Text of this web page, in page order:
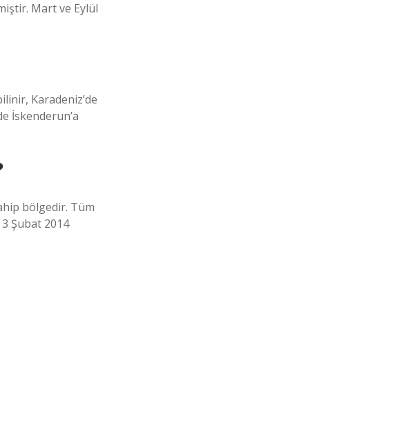
Mart ve Eylül
Karadeniz’de
İskenderun’a
bölgedir. Tüm
Şubat 2014